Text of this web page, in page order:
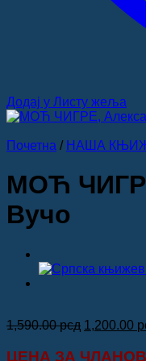
Додај у Листу жеља
Почетна / НАША
МОЋ
Вучо
1,590.00рсд
је
1,200.00
ЦЕНА ЗА